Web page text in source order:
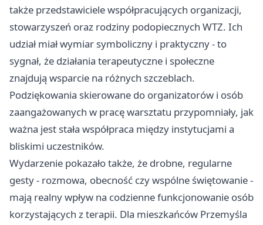
także przedstawiciele współpracujących organizacji,
stowarzyszeń oraz rodziny podopiecznych WTZ. Ich
udział miał wymiar symboliczny i praktyczny - to
sygnał, że działania terapeutyczne i społeczne
znajdują wsparcie na różnych szczeblach.
Podziękowania skierowane do organizatorów i osób
zaangażowanych w pracę warsztatu przypomniały, jak
ważna jest stała współpraca między instytucjami a
bliskimi uczestników.
Wydarzenie pokazało także, że drobne, regularne
gesty - rozmowa, obecność czy wspólne świętowanie -
mają realny wpływ na codzienne funkcjonowanie osób
korzystających z terapii. Dla mieszkańców Przemyśla